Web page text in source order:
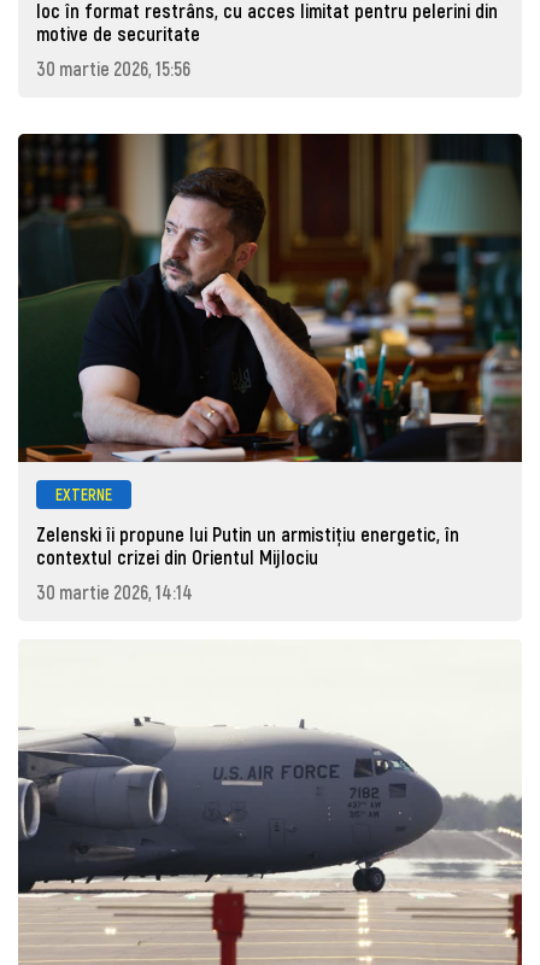
loc în format restrâns, cu acces limitat pentru pelerini din
motive de securitate
30 martie 2026, 15:56
EXTERNE
Zelenski îi propune lui Putin un armistițiu energetic, în
contextul crizei din Orientul Mijlociu
30 martie 2026, 14:14